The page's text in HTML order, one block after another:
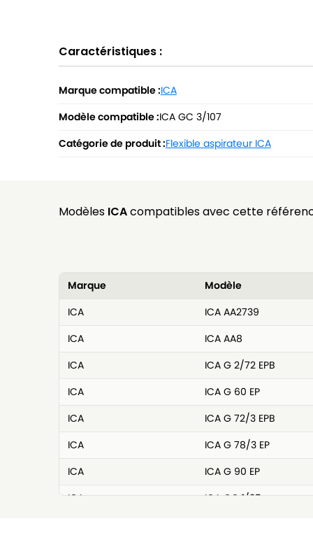
Caractéristiques :
Marque compatible :ICA
Modèle compatible :ICA GC 3/107
Catégorie de produit :Flexible aspirateur ICA
Modèles ICAcompatibles avec cette
Marque
Modèle
ICA
ICA AA2739
ICA
ICA AA8
ICA
ICA G 2/72 EPB
ICA
ICA G 60 EP
ICA
ICA G 72/3 EPB
ICA
ICA G 78/3 EP
ICA
ICA G 90 EP
ICA
ICA GC 1/35